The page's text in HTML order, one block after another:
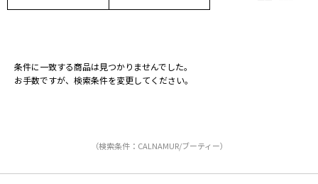
条件に一致する商品は見つかりませんでした。
お手数ですが、検索条件を変更してください。
（検索条件：CALNAMUR/ブーティー）